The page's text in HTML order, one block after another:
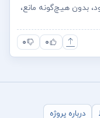
بدون هیچ‌گونه مانع،
۰ ۰
درباره پروژه